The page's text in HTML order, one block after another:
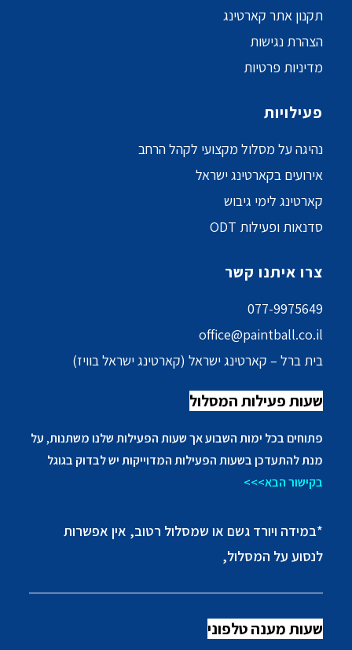
תקנון אתר קארטינג
הצהרת נגישות
מדיניות פרטיות
פעילויות
נהיגה על מסלול מקצועי לקהל הרחב
אירועים בקארטינג ישראל
קארטינג לימי גיבוש
סדנאות ופעילות ODT
צרו איתנו קשר
077-9975649
office@paintball.co.il
בית ברל – קארטינג ישראל (קארטינג ישראל בוויז)
שעות פעילות המסלול
פתוחים בכל ימות השבוע אך שעות הפעילות שלנו משתנות, על
מנת להתעדכן בשעות הפעילות המדוייקות יש לבדוק בגוגל
בקישור הבא>>>
*במידה ויורד גשם או שמסלול רטוב, אין אפשרות
לנסוע על המסלול,
שעות מענה טלפוני